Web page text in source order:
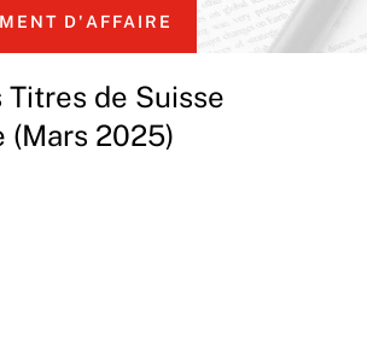
D'AFFAIRE
Titres de Suisse
(Mars 2025)